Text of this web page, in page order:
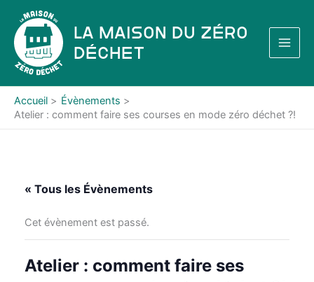
contenu
La Maison du Zéro
Déchet
Accueil
Évènements
Atelier : comment faire ses courses en mode zéro déchet ?!
« Tous les Évènements
Cet évènement est passé.
Atelier : comment faire ses